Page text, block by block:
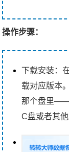
操作步骤：
下载安装：
载对应版本
那个盘里——
C盘或者其他